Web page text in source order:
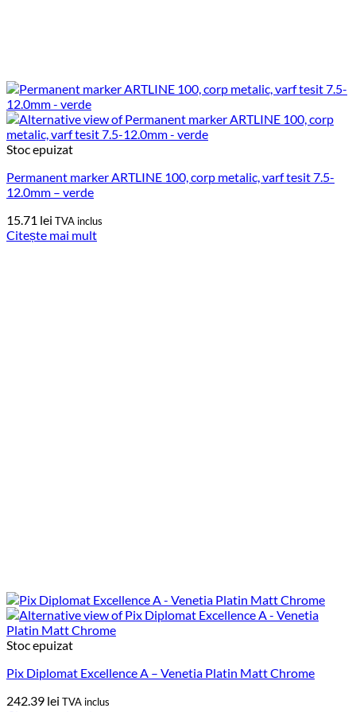
Stoc epuizat
Permanent marker ARTLINE 100, corp metalic, varf tesit 7.5-
12.0mm – verde
15.71 lei TVA inclus
Citește mai mult
Stoc epuizat
Pix Diplomat Excellence A – Venetia Platin Matt Chrome
242.39 lei TVA inclus